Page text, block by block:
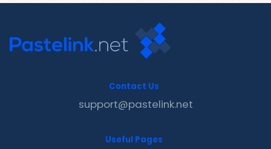
Contact Us
support@pastelink.net
Useful Pages